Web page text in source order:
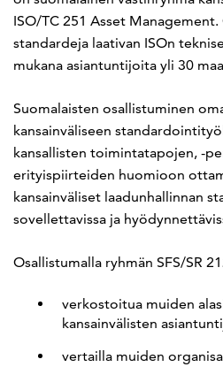
ISO/TC 251 Asset
standardeja laativan ISOn
mukana asiantuntijoita yli 30
Suomalaisten osallistuminen
kansainväliseen
kansallisten toimintatapojen, -
erityispiirteiden huomioon
kansainväliset laadunhallinnan
sovellettavissa ja
Osallistumalla ryhmän SFS/SR
verkostoitua muiden
kansainvälisten
vertailla muiden